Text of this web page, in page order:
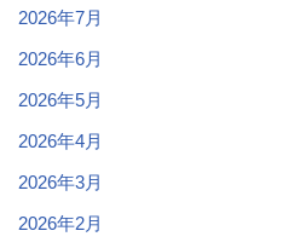
2026年7月
2026年6月
2026年5月
2026年4月
2026年3月
2026年2月